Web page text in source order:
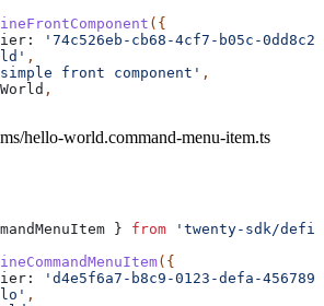
({
'74c526eb-cb68-4cf7-b05c-
,
front component' ,
,
hello-world.command-menu-item.ts
} from 'twenty-sdk/
({
'd4e5f6a7-b8c9-0123-defa-
,